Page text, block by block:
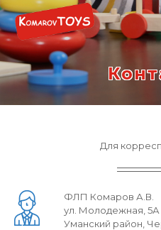
Для
ФЛП Комаров А.В.
ул. Молодежная, 5А
Уманский район,